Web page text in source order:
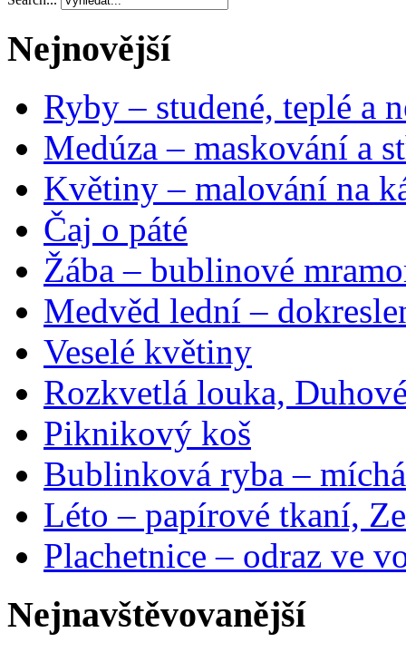
Nejnovější
Ryby – studené, teplé a
Medúza – maskování a
Květiny – malování na
Čaj o páté
Žába – bublinové
Medvěd lední –
Veselé květiny
Rozkvetlá louka,
Piknikový koš
Bublinková ryba –
Léto – papírové tkaní,
Plachetnice – odraz ve
Nejnavštěvovanější